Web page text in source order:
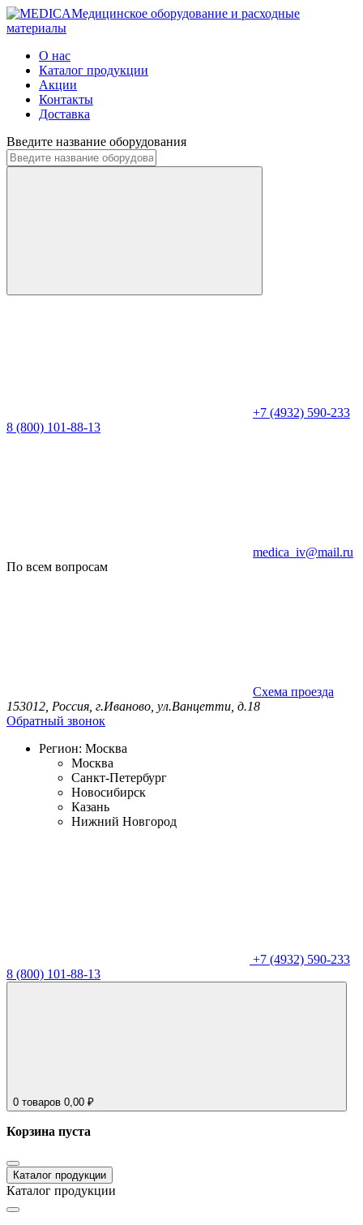
Медицинское оборудование и расходные
материалы
О нас
Каталог продукции
Акции
Контакты
Доставка
Введите название оборудования
+7 (4932) 590-233
8 (800) 101-88-13
medica_iv@mail.ru
По всем вопросам
Схема проезда
153012, Россия, г.Иваново, ул.Ванцетти, д.18
Обратный звонок
Регион: Москва
Москва
Санкт-Петербург
Новосибирск
Казань
Нижний Новгород
+7 (4932) 590-233
8 (800) 101-88-13
0 товаров 0,00 ₽
Корзина пуста
Каталог продукции
Каталог продукции